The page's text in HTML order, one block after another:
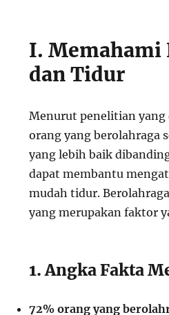
I. Memahami
dan Tidur
Menurut penelitian yang
orang yang berolahraga
yang lebih baik
dapat membantu
mudah tidur.
yang merupakan faktor
1. Angka Fakta
72% orang yang